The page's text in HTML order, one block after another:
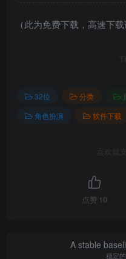
（此为免费下载，高速下
32位 分类
角色扮演
软件下载
喜欢就
点赞 10
A stable
稳定